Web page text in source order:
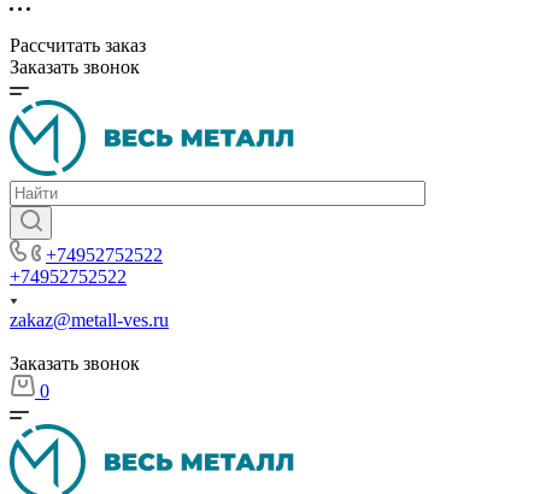
Рассчитать заказ
Заказать звонок
+74952752522
+74952752522
zakaz@metall-ves.ru
Заказать звонок
0